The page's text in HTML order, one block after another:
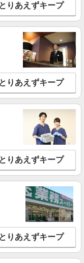
バイク通勤OK
詳細を見る
円以上（残業・休
交通費全額支
バイク通勤OK
詳細を見る
機械オペレーター
通費全額支給 ※交
希望日払い制度あり
、実働8時間を超える
間×22日⇒249,953円＋
日井市 変更の範囲：会
詳細を見る
とりあえずキープ
とりあえずキープ
とりあえずキープ
とりあえずキープ